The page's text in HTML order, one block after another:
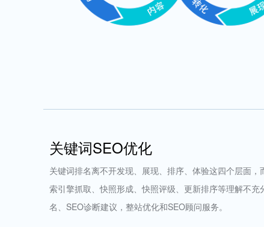
关键词SEO优化
关键词排名离不开发现、展现、排序、体验这四个层面
索引擎抓取、快照形成、快照评级、更新排序等理解不
名、SEO诊断建议，整站优化和SEO顾问服务。